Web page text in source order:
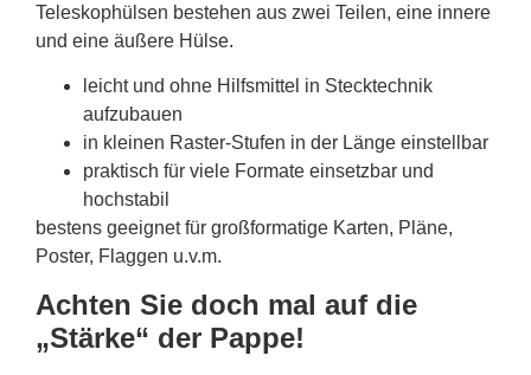
Teleskophülsen bestehen aus zwei Teilen, eine innere
und eine äußere Hülse.
leicht und ohne Hilfsmittel in Stecktechnik
aufzubauen
in kleinen Raster-Stufen in der Länge einstellbar
praktisch für viele Formate einsetzbar und
hochstabil
bestens geeignet für großformatige Karten, Pläne,
Poster, Flaggen u.v.m.
Achten Sie doch mal auf die
„Stärke“ der Pappe!